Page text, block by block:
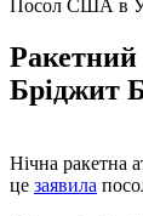
Посол США в
Ракетний
Бріджит
Нічна ракетна
це заявила